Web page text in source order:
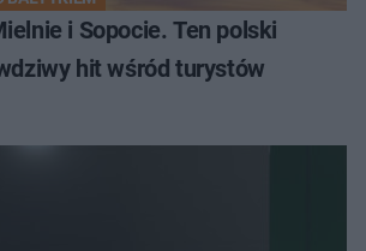
i Sopocie. Ten polski
hit wśród turystów